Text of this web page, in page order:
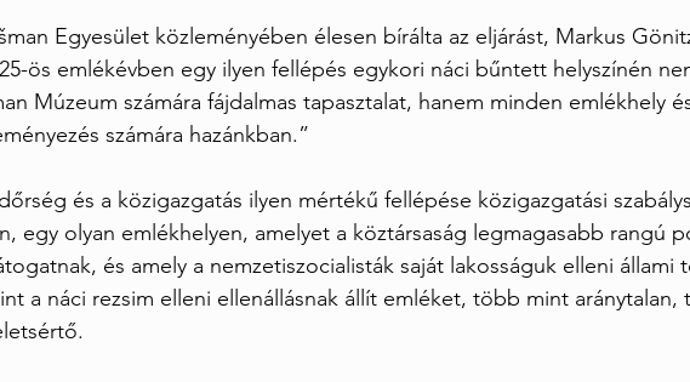
Egyesület közleményében élesen bírálta az eljárást, Markus
ös emlékévben egy ilyen fellépés egykori náci bűntett helyszínén
Múzeum számára fájdalmas tapasztalat, hanem minden emlékhely
számára hazánkban.”
és a közigazgatás ilyen mértékű fellépése közigazgatási
egy olyan emlékhelyen, amelyet a köztársaság legmagasabb rangú
és amely a nemzetiszocialisták saját lakosságuk elleni állami
a náci rezsim elleni ellenállásnak állít emléket, több mint aránytalan,